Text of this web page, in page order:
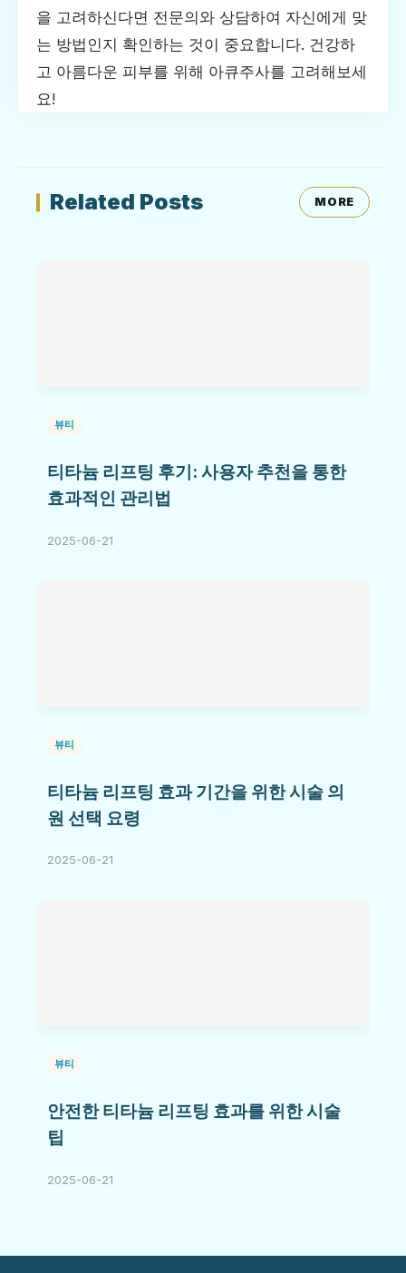
을 고려하신다면 전문의와 상담하여 자신에게 맞
는 방법인지 확인하는 것이 중요합니다. 건강하
고 아름다운 피부를 위해 아큐주사를 고려해보세
요!
Related Posts MORE
뷰티
티타늄 리프팅 후기: 사용자 추천을 통한
효과적인 관리법
2025-06-21
뷰티
티타늄 리프팅 효과 기간을 위한 시술 의
원 선택 요령
2025-06-21
뷰티
안전한 티타늄 리프팅 효과를 위한 시술
팁
2025-06-21